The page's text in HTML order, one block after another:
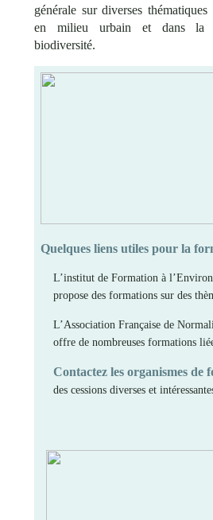
générale sur diverses
en milieu urbain et dans la
biodiversité.
Quelques liens utiles pour la
L’institut de Formation à
propose des formations sur des
L’Association Française de
offre de nombreuses formations
Contactez les organismes de
des cessions diverses et